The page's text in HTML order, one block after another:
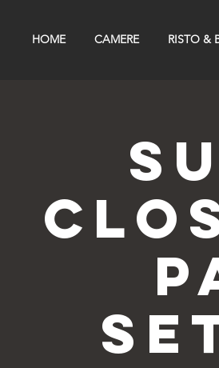
HOME CAMERE RISTO &